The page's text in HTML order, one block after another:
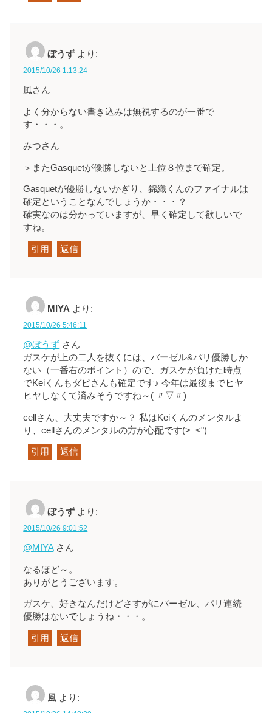
ぼうず より:
2015/10/26 1:13:24
風さん
よく分からない書き込みは無視するのが一番で
す・・・。
みつさん
＞またGasquetが優勝しないと上位８位まで確定。
Gasquetが優勝しないかぎり、錦織くんのファイナルは
確定ということなんでしょうか・・・？
確実なのは分かっていますが、早く確定して欲しいで
すね。
引用 返信
MIYA より:
2015/10/26 5:46:11
@ぼうず さん
ガスケが上の二人を抜くには、バーゼル&パリ優勝しか
ない（一番右のポイント）ので、ガスケが負けた時点
でKeiくんもダビさんも確定です♪ 今年は最後までヒヤ
ヒヤしなくて済みそうですね～( 〃▽〃)
cellさん、大丈夫ですか～？ 私はKeiくんのメンタルよ
り、cellさんのメンタルの方が心配です(>_<")
引用 返信
ぼうず より:
2015/10/26 9:01:52
@MIYAさん
なるほど～。
ありがとうございます。
ガスケ、好きなんだけどさすがにバーゼル、パリ連続
優勝はないでしょうね・・・。
引用 返信
風 より: